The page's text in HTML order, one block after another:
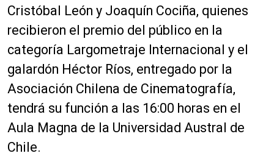
Cristóbal León y Joaquín Cociña, quienes
recibieron el premio del público en la
categoría Largometraje Internacional y el
galardón Héctor Ríos, entregado por la
Asociación Chilena de Cinematografía,
tendrá su función a las 16:00 horas en el
Aula Magna de la Universidad Austral de
Chile.